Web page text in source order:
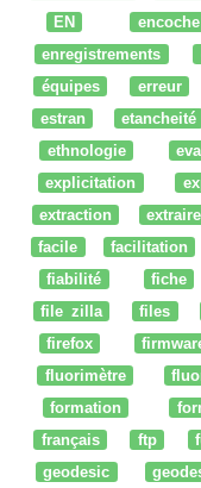
EN
encoche
enregistrements
équipes
erreur
estran
etancheité
ethnologie
explicitation
extraction
extraire
facile
facilitation
fiabilité
fiche
file zilla
files
firefox
fluorimètre
formation
français
ftp
geodesic